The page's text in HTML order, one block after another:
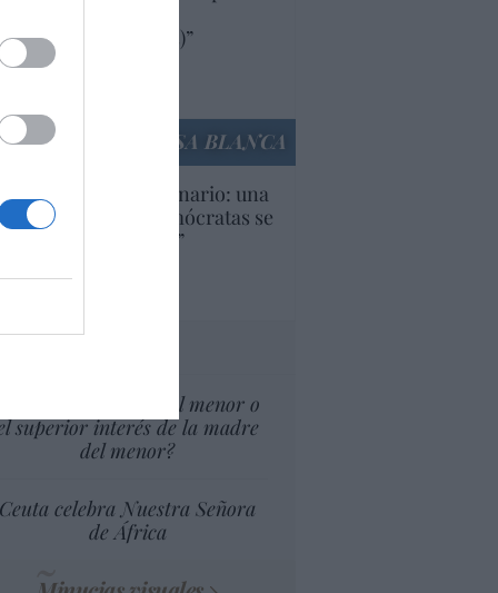
(y europeas)”
Sánchez Arjona
LA CASA BLANCA
Inquietante escenario: una
parte de los demócratas se
como “socialista”
¿El Superior interés el menor o
superior interés de la madre
del menor?
Ceuta celebra Nuestra Señora
de África